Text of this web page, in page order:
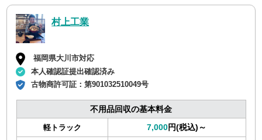
村上工業
福岡県大川市対応
本人確認証提出確認済み
古物商許可証：第901032510049号
不用品回収の基本料金
軽トラック 7,000円(税込)～